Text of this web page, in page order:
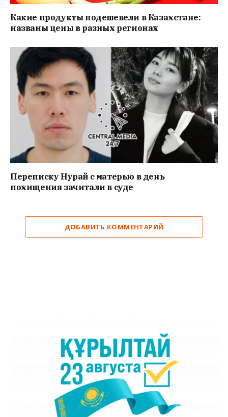
Какие продукты подешевели в Казахстане:
названы цены в разных регионах
Переписку Нурай с матерью в день
похищения зачитали в суде
ДОБАВИТЬ КОММЕНТАРИЙ